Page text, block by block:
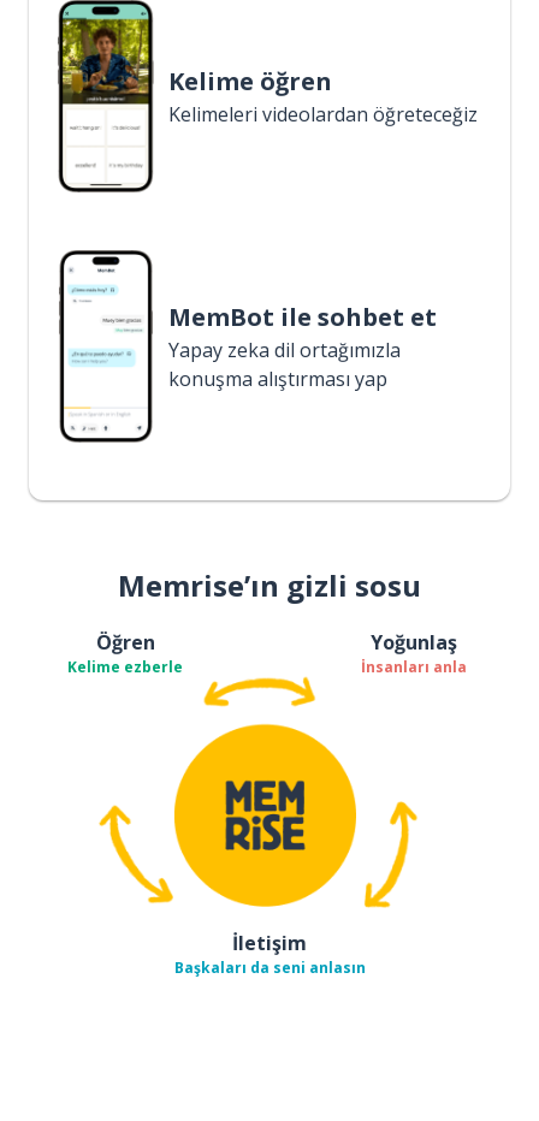
Kelime öğren
Kelimeleri videolardan öğreteceğiz
MemBot ile sohbet et
Yapay zeka dil ortağımızla
konuşma alıştırması yap
Memrise’ın gizli sosu
Öğren
Kelime ezberle
Yoğunlaş
İnsanları anla
İletişim
Başkaları da seni anlasın